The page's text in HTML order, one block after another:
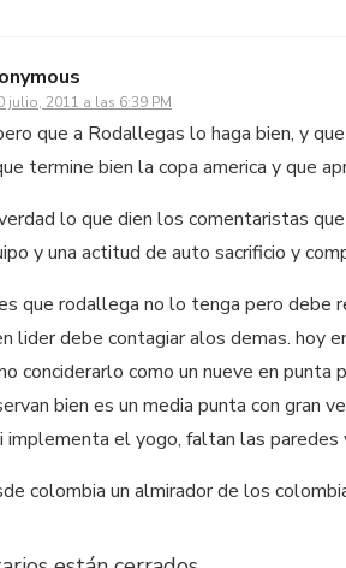
julio, 2011 a las 6:39 PM
que a Rodallegas lo haga bien, y
termine bien la copa america y que
lo que dien los comentaristas
y una actitud de auto sacrificio y
que rodallega no lo tenga pero debe
lider debe contagiar alos demas. hoy
conciderarlo como un nueve en
bien es un media punta con gran
implementa el yogo, faltan las paredes
colombia un almirador de los